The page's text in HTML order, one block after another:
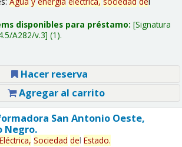
disponibles para préstamo: Signatura
A282/v.3 (1).
Hacer reserva
Agregar al carrito
San Antonio Oeste,
Negro.
Eléctrica, Sociedad del Estado.